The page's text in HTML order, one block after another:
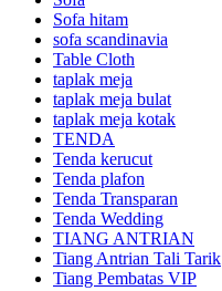
Sofa hitam
sofa scandinavia
Table Cloth
taplak meja
taplak meja bulat
taplak meja kotak
TENDA
Tenda kerucut
Tenda plafon
Tenda Transparan
Tenda Wedding
TIANG ANTRIAN
Tiang Antrian Tali Tarik
Tiang Pembatas VIP